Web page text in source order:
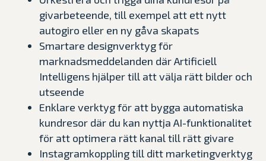
givarbeteende, till exempel att ett nytt
autogiro eller en ny gåva skapats
Smartare designverktyg för
marknadsmeddelanden där Artificiell
Intelligens hjälper till att välja rätt bilder och
utseende
Enklare verktyg för att bygga automatiska
kundresor där du kan nyttja AI-funktionalitet
för att optimera rätt kanal till rätt givare
Instagramkoppling till ditt marketingverktyg